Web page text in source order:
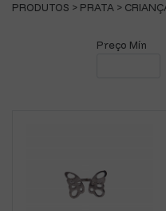
PRODUTOS > PRATA >
Preço Mín